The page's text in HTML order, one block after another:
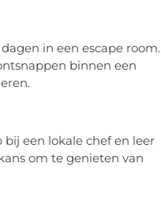
in een escape room.
binnen een
een lokale chef en leer
om te genieten van